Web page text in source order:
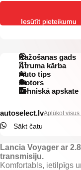
Ražošanas gads
Ātruma kārba
Auto tips
Motors
Tehniskā apskate
autoselect.lvAplūkot visus
Sākt čatu
Lancia Voyager ar
transmisiju.
Komfortabls, ietilpīgs